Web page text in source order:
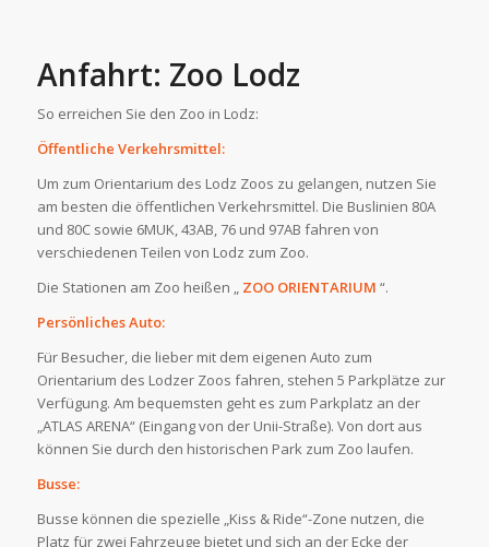
Anfahrt: Zoo Lodz
So erreichen Sie den Zoo in Lodz:
Öffentliche Verkehrsmittel:
Um zum Orientarium des Lodz Zoos zu gelangen, nutzen Sie
am besten die öffentlichen Verkehrsmittel. Die Buslinien 80A
und 80C sowie 6MUK, 43AB, 76 und 97AB fahren von
verschiedenen Teilen von Lodz zum Zoo.
Die Stationen am Zoo heißen „ ZOO ORIENTARIUM “.
Persönliches Auto:
Für Besucher, die lieber mit dem eigenen Auto zum
Orientarium des Lodzer Zoos fahren, stehen 5 Parkplätze zur
Verfügung. Am bequemsten geht es zum Parkplatz an der
„ATLAS ARENA“ (Eingang von der Unii-Straße). Von dort aus
können Sie durch den historischen Park zum Zoo laufen.
Busse:
Busse können die spezielle „Kiss & Ride“-Zone nutzen, die
Platz für zwei Fahrzeuge bietet und sich an der Ecke der